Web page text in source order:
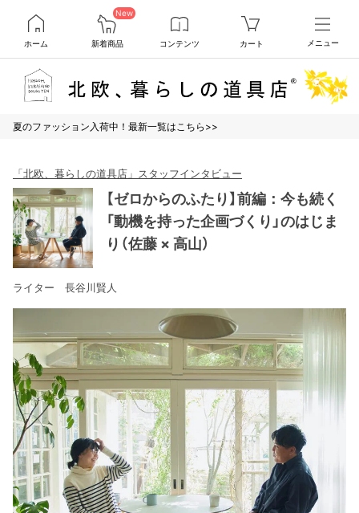
ホーム
New
新着商品 コンテンツ カート メニュー
夏のファッション入荷中！最新一覧はこちら>>
「北欧、暮らしの道具店」スタッフインタビュー
【ゼロからのふたり】前編：今も続く
「動機を持った企画づくり」のはじま
り（佐藤 × 高山）
ライター 長谷川賢人